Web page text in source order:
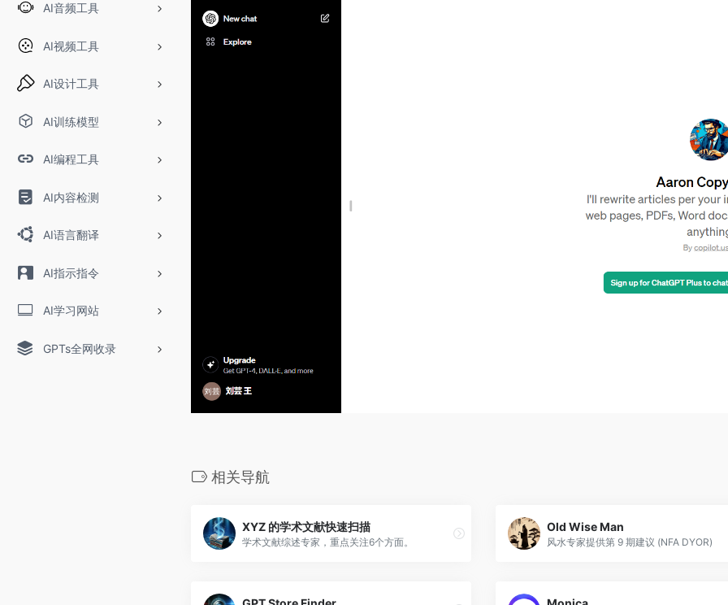
AI音频工具
AI视频工具
AI设计工具
AI训练模型
AI编程工具
AI内容检测
AI语言翻译
AI指示指令
AI学习网站
GPTs全网收录
相关导航
XYZ 的学术文献快速扫描
学术文献综述专家，重点关注6个方面。
Old Wise Man
风水专家提供第 9 期建议 (NFA DYOR)